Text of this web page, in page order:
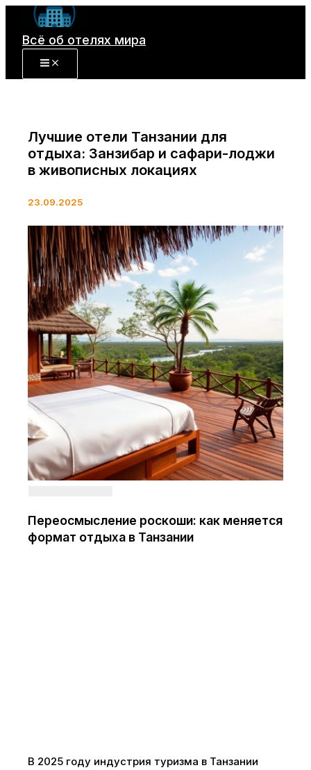
Перейти
содержимому
Всё об отелях мира
Лучшие отели Танзании для
отдыха: Занзибар и сафари-лоджи
в живописных локациях
23.09.2025
Переосмысление роскоши: как меняется
формат отдыха в Танзании
В 2025 году индустрия туризма в Танзании